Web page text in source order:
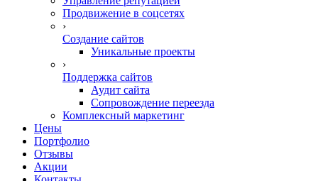
Продвижение в соцсетях
›
Создание сайтов
Уникальные проекты
›
Поддержка сайтов
Аудит сайта
Сопровождение переезда
Комплексный маркетинг
Цены
Портфолио
Отзывы
Акции